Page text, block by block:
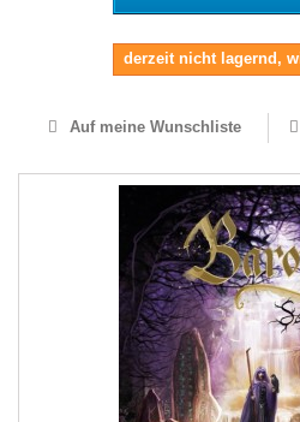
derzeit nicht lagernd,
Auf meine Wunschliste